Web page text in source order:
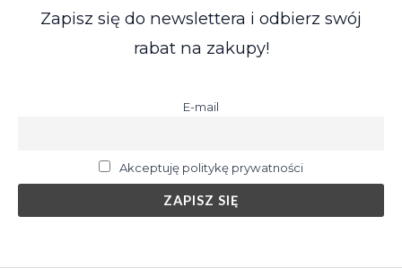
Zapisz się do newslettera i odbierz swój
rabat na zakupy!
E-mail
Akceptuję politykę prywatności